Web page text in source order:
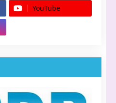
YouTube